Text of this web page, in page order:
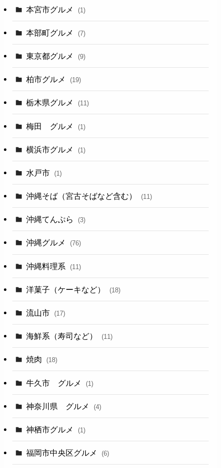
本宮市グルメ (1)
本部町グルメ (7)
東京都グルメ (9)
柏市グルメ (19)
栃木県グルメ (11)
梅田 グルメ (1)
横浜市グルメ (1)
水戸市 (1)
沖縄そば（宮古そばなど含む） (11)
沖縄てんぷら (3)
沖縄グルメ (76)
沖縄料理系 (11)
洋菓子（ケーキなど） (18)
流山市 (17)
海鮮系（寿司など） (11)
焼肉 (18)
牛久市 グルメ (1)
神奈川県 グルメ (4)
神栖市グルメ (1)
福岡市中央区グルメ (6)